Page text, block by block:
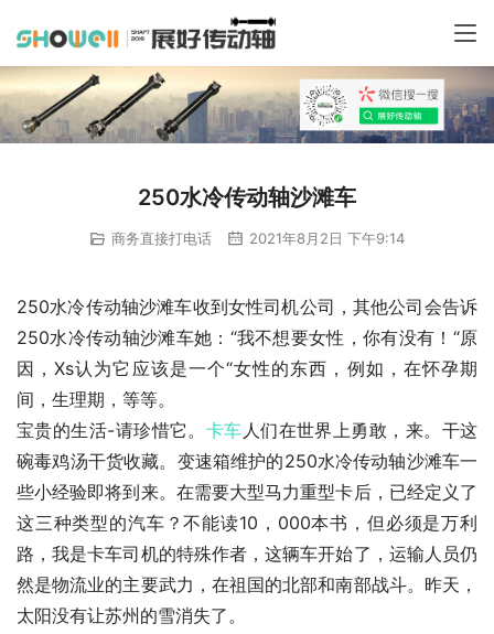
250水冷传动轴沙滩车
商务直接打电话 2021年8月2日 下午9:14
250水冷传动轴沙滩车收到女性司机公司，其他公司会告诉
250水冷传动轴沙滩车她：“我不想要女性，你有没有！“原
因，Xs认为它应该是一个“女性的东西，例如，在怀孕期
间，生理期，等等。
宝贵的生活-请珍惜它。 卡车人们在世界上勇敢，来。干这
碗毒鸡汤干货收藏。变速箱维护的250水冷传动轴沙滩车一
些小经验即将到来。在需要大型马力重型卡后，已经定义了
这三种类型的汽车？不能读10，000本书，但必须是万利
路，我是卡车司机的特殊作者，这辆车开始了，运输人员仍
然是物流业的主要武力，在祖国的北部和南部战斗。昨天，
太阳没有让苏州的雪消失了。